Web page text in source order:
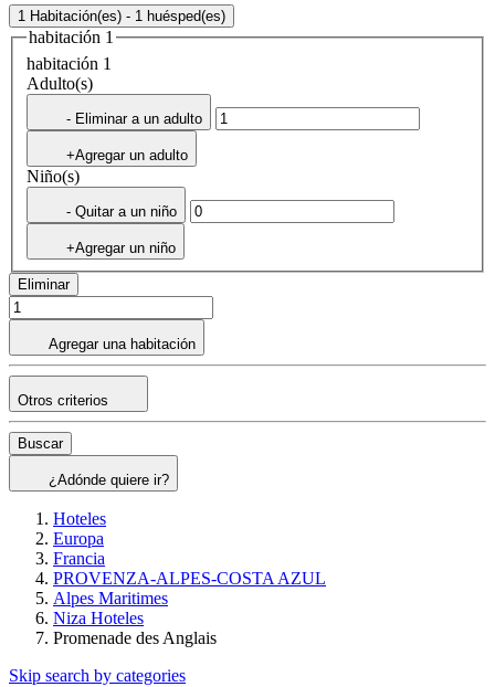
1 Habitación(es) - 1 huésped(es)
habitación 1
habitación 1
Adulto(s)
- Eliminar a un adulto
+Agregar un adulto
Niño(s)
- Quitar a un niño
+Agregar un niño
Eliminar
Agregar una habitación
Otros criterios
Buscar
¿Adónde quiere ir?
Hoteles
Europa
Francia
PROVENZA-ALPES-COSTA AZUL
Alpes Maritimes
Niza Hoteles
Promenade des Anglais
Skip search by categories